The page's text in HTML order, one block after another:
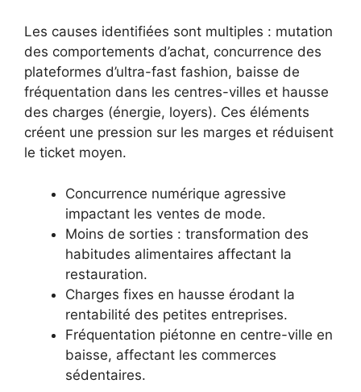
Les causes identifiées sont multiples : mutation
des comportements d’achat, concurrence des
plateformes d’ultra-fast fashion, baisse de
fréquentation dans les centres-villes et hausse
des charges (énergie, loyers). Ces éléments
créent une pression sur les marges et réduisent
le ticket moyen.
Concurrence numérique agressive
impactant les ventes de mode.
Moins de sorties : transformation des
habitudes alimentaires affectant la
restauration.
Charges fixes en hausse érodant la
rentabilité des petites entreprises.
Fréquentation piétonne en centre-ville en
baisse, affectant les commerces
sédentaires.